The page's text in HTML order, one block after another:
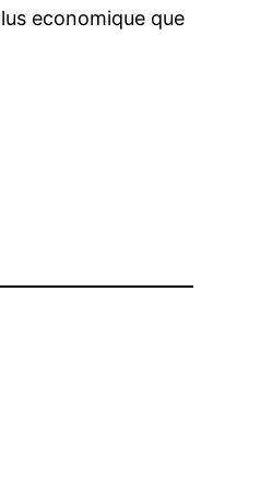
economique que